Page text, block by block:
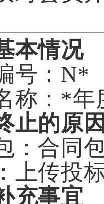
本情况
号：N*
称：*年
止的原
：合同
上传投
充事宜